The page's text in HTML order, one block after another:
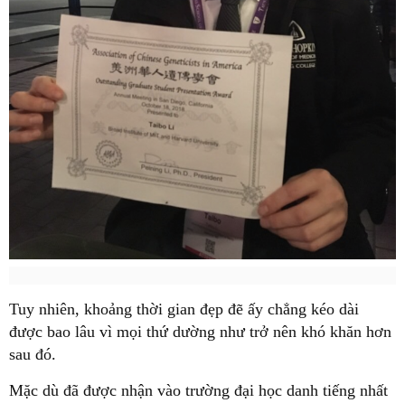
Tuy nhiên, khoảng thời gian đẹp đẽ ấy chẳng kéo dài
được bao lâu vì mọi thứ dường như trở nên khó khăn hơn
sau đó.
Mặc dù đã được nhận vào trường đại học danh tiếng nhất